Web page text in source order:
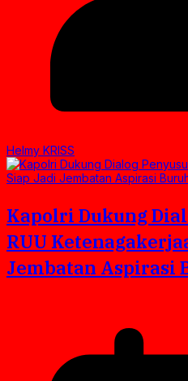
Helmy KRISS
Kapolri Dukung
RUU
Jembatan Aspirasi